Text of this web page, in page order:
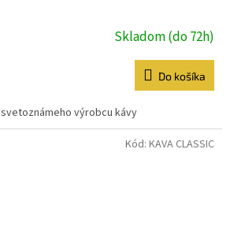
Skladom (do 72h)
Do košíka
výrobcu kávy
Kód: KAVA CLASSIC